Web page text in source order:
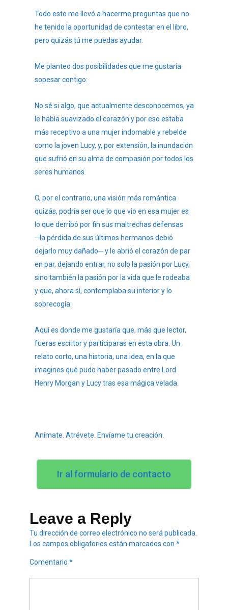
Todo esto me llevó a hacerme preguntas que no
he tenido la oportunidad de contestar en el libro,
pero quizás tú me puedas ayudar.
Me planteo dos posibilidades que me gustaría
sopesar contigo:
No sé si algo, que actualmente desconocemos, ya
le había suavizado el corazón y por eso estaba
más receptivo a una mujer indomable y rebelde
como la joven Lucy, y, por extensión, la inundación
que sufrió en su alma de compasión por todos los
seres humanos.
O, por el contrario, una visión más romántica
quizás, podría ser que lo que vio en esa mujer es
lo que derribó por fin sus maltrechas defensas
─la pérdida de sus últimos hermanos debió
dejarlo muy dañado─ y le abrió el corazón de par
en par, dejando entrar, no solo la pasión por Lucy,
sino también la pasión por la vida que le rodeaba
y que, ahora sí, contemplaba su interior y lo
sobrecogía.
Aquí es donde me gustaría que, más que lector,
fueras escritor y participaras en esta obra. Un
relato corto, una historia, una idea, en la que
imagines qué pudo haber pasado entre Lord
Henry Morgan y Lucy tras esa mágica velada.
Anímate. Atrévete. Envíame tu creación.
Ir al formulario de contacto
Leave a Reply
Tu dirección de correo electrónico no será publicada.
Los campos obligatorios están marcados con *
Comentario *